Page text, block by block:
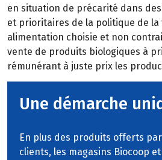
en situation de précarité dans
et prioritaires de la politique de la
alimentation choisie et non
vente de produits biologiques à
rémunérant à juste prix les
Une démarche
En plus des produits offerts
clients, les magasins Biocoop